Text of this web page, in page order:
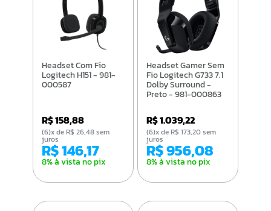
Headset Com Fio
Logitech H151 - 981-
000587
R$ 158,88
R$ 146,17
8% à vista no pix
(6)x de R$ 26,48 sem
juros
Headset Gamer Sem
Fio Logitech G733 7.1
Dolby Surround -
Preto - 981-000863
R$ 1.039,22
R$ 956,08
8% à vista no pix
(6)x de R$ 173,20 sem
juros